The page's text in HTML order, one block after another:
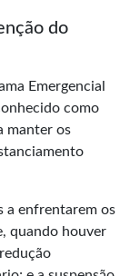
do
Emergencial
como
manter os
a enfrentarem os
quando houver